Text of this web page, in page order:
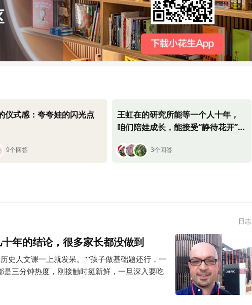
仪式感：夸夸娃的闪光点
9个回答
王虹在的研究所能等一个人十年，
咱们陪娃成长，能接受“静待花开”的
3个回答
日志
年的结论，很多家长都没做到
史人文课一上就发呆。""孩子做基础题还行，一
三分钟热度，刚接触时挺新鲜，一旦深入要吃